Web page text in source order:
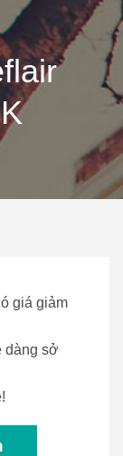
giá giảm
dàng sở